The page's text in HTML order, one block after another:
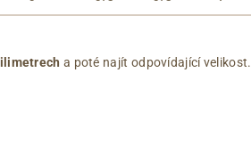
a poté najít odpovídající velikost.